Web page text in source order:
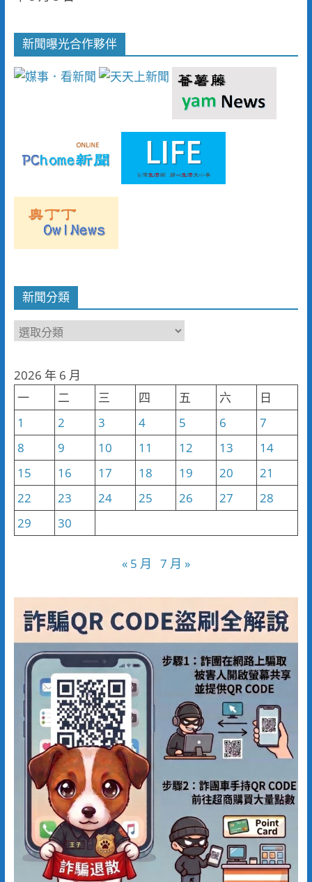
新聞曝光合作夥伴
新聞分類
新
類
2026 年 6 月
一
二 三 四 五 六
日
1
2 3 4 5 6
7
8
9 10 11 12 13
14
15
16 17 18 19 20
21
22
23 24 25 26 27
28
29
30
« 5 月 7 月 »